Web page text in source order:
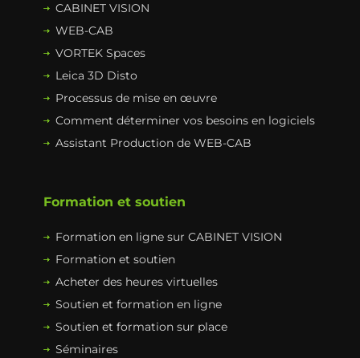
CABINET VISION
WEB-CAB
VORTEK Spaces
Leica 3D Disto
Processus de mise en œuvre
Comment déterminer vos besoins en logiciels
Assistant Production de WEB-CAB
Formation et soutien
Formation en ligne sur CABINET VISION
Formation et soutien
Acheter des heures virtuelles
Soutien et formation en ligne
Soutien et formation sur place
Séminaires